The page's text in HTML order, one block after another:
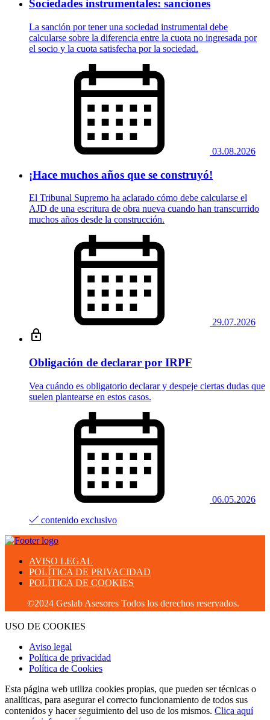
Sociedades instrumentales: sanciones
La sanción por tener una sociedad instrumental debe
calcularse sobre la diferencia entre la cuota no ingresada por
el socio y la cuota satisfecha por la sociedad.
03.08.2026
¡Hace muchos años que se construyó!
El Tribunal Supremo ha aclarado cómo debe calcularse el
AJD de una escritura de obra nueva cuando han transcurrido
muchos años desde la construcción.
29.07.2026
Obligación de declarar por IRPF
Vea cuándo es obligatorio declarar y despeje ciertas dudas que
suelen plantearse en estos casos.
06.05.2026
contenido exclusivo
AVISO LEGAL
POLÍTICA DE PRIVACIDAD
POLÍTICA DE COOKIES
©2024 Geslab Asesores Todos los derechos reservados.
USO DE COOKIES
Aviso legal
Política de privacidad
Política de Cookies
Esta página web utiliza cookies propias, que pueden ser técnicas o
analíticas, para asegurar el correcto funcionamiento de todos sus
contenidos y hacer seguimiento del uso de los mismos. Clica aquí